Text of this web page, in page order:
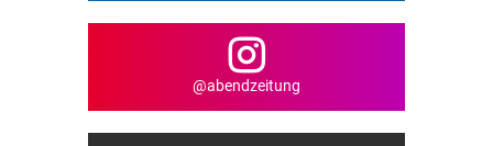
@abendzeitung